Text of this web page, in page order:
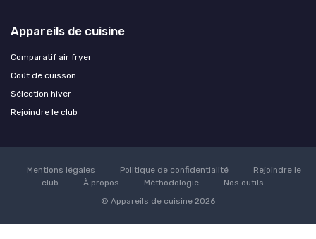
Appareils de cuisine
Comparatif air fryer
Coût de cuisson
Sélection hiver
Rejoindre le club
Mentions légales Politique de confidentialité
Rejoindre le
club
À propos Méthodologie
Nos outils
© Appareils de cuisine 2026